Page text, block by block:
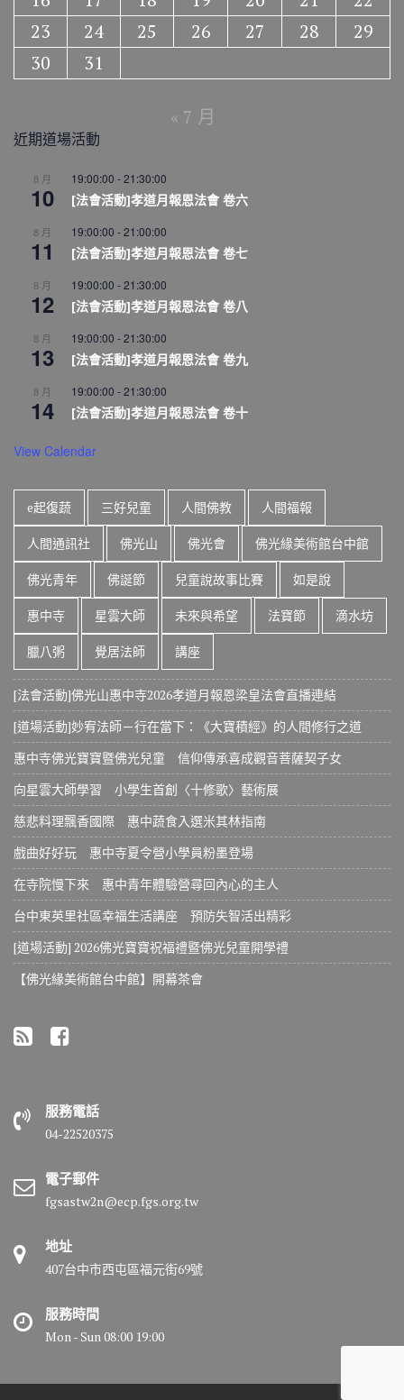
23
24 25 26 27 28
29
30
31
« 7 月
近期道場活動
8 月
10
19:00:00 -21:30:00
[法會活動]孝道月報恩法會 卷六
8 月
11
19:00:00 -21:00:00
[法會活動]孝道月報恩法會 卷七
8 月
12
19:00:00 -21:30:00
[法會活動]孝道月報恩法會 卷八
8 月
13
19:00:00 -21:30:00
[法會活動]孝道月報恩法會 卷九
8 月
14
19:00:00 -21:30:00
[法會活動]孝道月報恩法會 卷十
View Calendar
e起復蔬 三好兒童 人間佛教 人間福報
人間通訊社 佛光山 佛光會 佛光緣美術館台中館
佛光青年 佛誕節 兒童說故事比賽 如是說
惠中寺 星雲大師 未來與希望 法寶節 滴水坊
臘八粥 覺居法師 講座
[法會活動]佛光山惠中寺2026孝道月報恩梁皇法會直播連結
[道場活動]妙宥法師－行在當下：《大寶積經》的人間修行之道
惠中寺佛光寶寶暨佛光兒童 信仰傳承喜成觀音菩薩契子女
向星雲大師學習 小學生首創〈十修歌〉藝術展
慈悲料理飄香國際 惠中蔬食入選米其林指南
戲曲好好玩 惠中寺夏令營小學員粉墨登場
在寺院慢下來 惠中青年體驗營尋回內心的主人
台中東英里社區幸福生活講座 預防失智活出精彩
[道場活動] 2026佛光寶寶祝福禮暨佛光兒童開學禮
【佛光緣美術館台中館】開幕茶會
服務電話
04-22520375
電子郵件
fgsastw2n@ecp.fgs.org.tw
地址
407台中市西屯區福元街69號
服務時間
Mon - Sun 08:00 19:00